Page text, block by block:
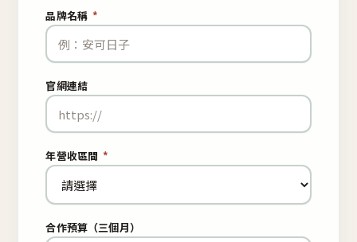
品牌名稱 *
官網連結
年營收區間 *
合作預算（三個月）